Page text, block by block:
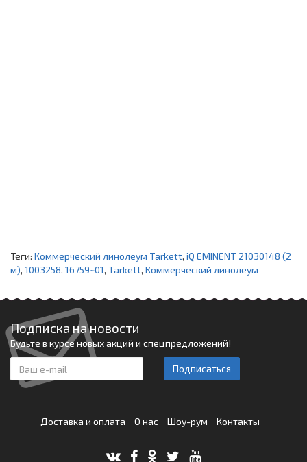
Теги: Коммерческий линолеум Tarkett, iQ EMINENT 21030148 (2
м), 1003258, 16759~01, Tarkett, Коммерческий линолеум
Подписка на новости
Будьте в курсе новых акций и спецпредложений!
Подписаться
Доставка и оплата О нас Шоу-рум Контакты